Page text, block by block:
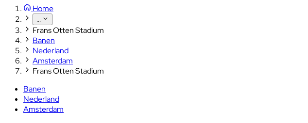
Home
...
Frans Otten Stadium
Banen
Nederland
Amsterdam
Frans Otten Stadium
Banen
Nederland
Amsterdam